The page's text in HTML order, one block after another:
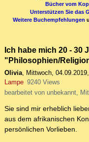
Bücher vom
Unterstützen Sie das
Weitere Buchempfehlungen
Ich habe mich 20 - 30
"Philosophien/
Olivia, Mittwoch,
Lampe 9240 Views
bearbeitet von unbekannt,
Sie sind mir erheblich
aus dem afrikanischen
persönlichen Vorlieben.